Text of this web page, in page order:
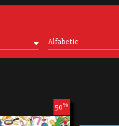
Alfabetic
50%